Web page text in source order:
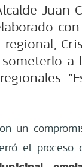
Juan
regional,
someterlo a
regionales.
un
el proceso